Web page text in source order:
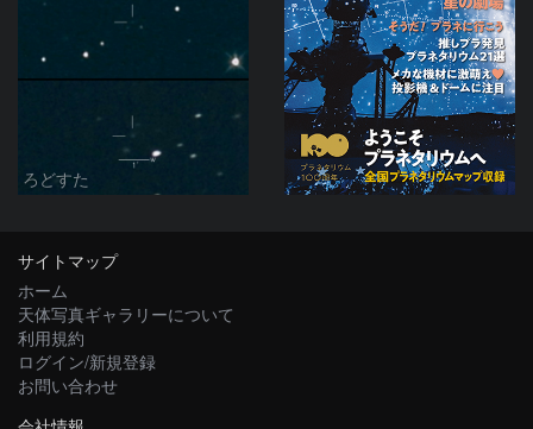
ろどすた
サイトマップ
ホーム
天体写真ギャラリーについて
利用規約
ログイン/新規登録
お問い合わせ